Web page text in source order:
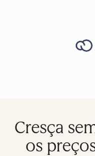
Cresça
os